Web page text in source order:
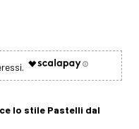
lo stile Pastelli dal